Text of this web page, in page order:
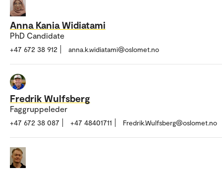
Anna Kania Widiatami
PhD Candidate
+47 672 38 912 anna.k.widiatami@oslomet.no
Fredrik Wulfsberg
Faggruppeleder
+47 672 38 087 +47 48401711 Fredrik.Wulfsberg@oslomet.no